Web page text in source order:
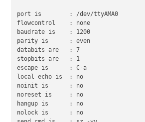
Q)AH6V
XUQUE)Q
port is        : /dev/ttyAMA0
flowcontrol    : none
baudrate is    : 1200
parity is      : even
databits are   : 7
stopbits are   : 1
escape is      : C-a
local echo is  : no
noinit is      : no
noreset is     : no
hangup is      : no
nolock is      : no